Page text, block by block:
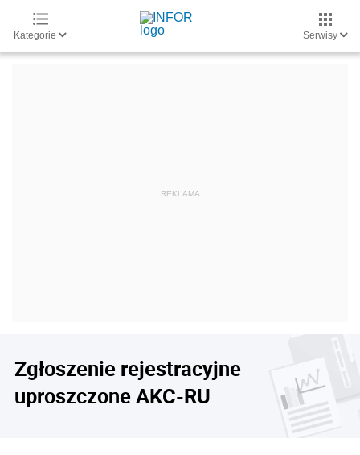
Kategorie Serwisy
Zgłoszenie rejestracyjne
uproszczone AKC-RU